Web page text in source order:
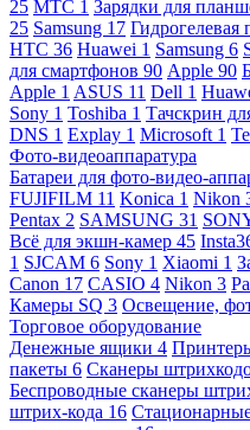
25 МТС 1 Зарядки для
25 Samsung 17 Гидрогелевая
HTC 36 Huawei 1 Samsung 6
для смартфонов 90 Apple 90
Apple 1 ASUS 11 Dell 1
Sony 1 Toshiba 1 Тачскрин
DNS 1 Explay 1 Microsoft 1
Фото-видеоаппаратура
Батареи для фото-видео-
FUJIFILM 11 Konica 1 Nikon
Pentax 2 SAMSUNG 31
Всё для экшн-камер 45
1 SJCAM 6 Sony 1 Xiaomi 1
Canon 17 CASIO 4 Nikon 3
Камеры SQ 3 Освещение,
Торговое оборудование
Денежные ящики 4
пакеты 6 Сканеры
Беспроводные сканеры
штрих-кода 16